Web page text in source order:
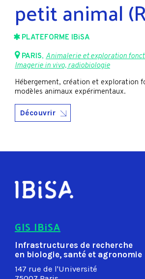
petit animal
PLATEFORME IBiSA
PARIS, Animalerie et exploration
Imagerie in vivo, radiobiologie
Hébergement, création et exploration
modèles animaux expérimentaux.
Découvrir
GIS IBiSA
Infrastructures de recherche
en biologie, santé et agronomie
147 rue de l'Université